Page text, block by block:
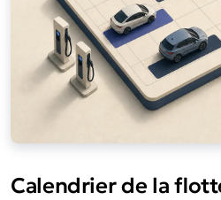
Calendrier de la